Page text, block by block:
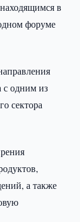
в
форуме
с одним из
сектора
а также